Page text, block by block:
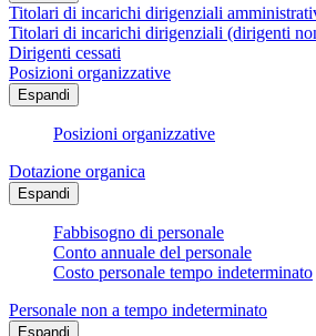
Titolari di incarichi dirigenziali
Titolari di incarichi dirigenziali (dirigenti
Dirigenti cessati
Posizioni organizzative
Espandi
Posizioni organizzative
Dotazione organica
Espandi
Fabbisogno di personale
Conto annuale del personale
Costo personale tempo indeterminato
Personale non a tempo indeterminato
Espandi